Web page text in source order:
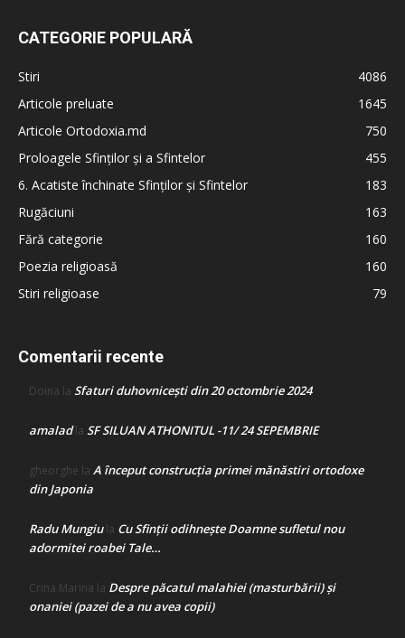
CATEGORIE POPULARĂ
Stiri
4086
Articole preluate
1645
Articole Ortodoxia.md
750
Proloagele Sfinților și a Sfintelor
455
6. Acatiste închinate Sfinților și Sfintelor
183
Rugăciuni
163
Fără categorie
160
Poezia religioasă
160
Stiri religioase
79
Comentarii recente
Doina la Sfaturi duhovnicești din 20 octombrie 2024
amaladla SF SILUAN ATHONITUL -11/ 24 SEPEMBRIE
gheorghe la A început construcţia primei mănăstiri ortodoxe
din Japonia
Radu Mungiula Cu Sfinții odihnește Doamne sufletul nou
adormitei roabei Tale…
Crina Marina la Despre păcatul malahiei (masturbării) şi
onaniei (pazei de a nu avea copii)